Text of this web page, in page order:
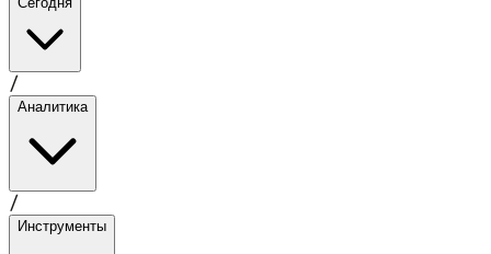
/
Аналитика
/
Инструменты